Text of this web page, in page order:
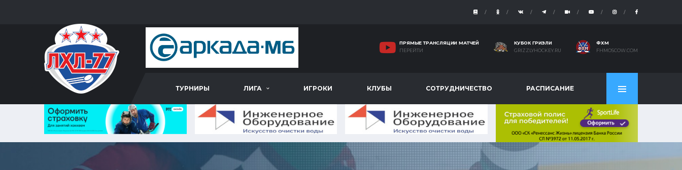
ПРЯМЫЕ ТРАНСЛЯЦИИ МАТЧЕЙ
ПЕРЕЙТИ
КУБОК ГРИЗЛИ
GRIZZLYHOCKEY.RU
ФХМ
FHMOSCOW.COM
ТУРНИРЫ ЛИГА ИГРОКИ КЛУБЫ СОТРУДНИЧЕСТВО РАСПИСАНИЕ